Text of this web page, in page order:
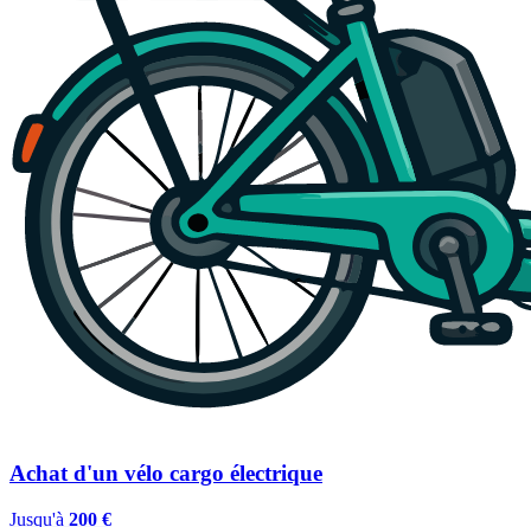
Achat d'un vélo cargo électrique
Jusqu'à 200 €